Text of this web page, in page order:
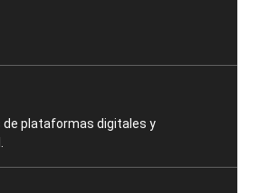
de plataformas digitales y